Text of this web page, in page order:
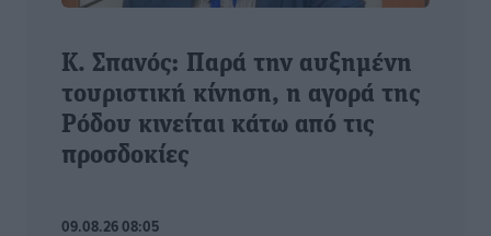
Κ. Σπανός: Παρά την αυξημένη
τουριστική κίνηση, η αγορά της
Ρόδου κινείται κάτω από τις
προσδοκίες
09.08.26 08:05